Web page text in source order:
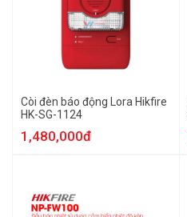
Còi đèn báo động Lora Hikfire
HK-SG-1124
1,480,000đ